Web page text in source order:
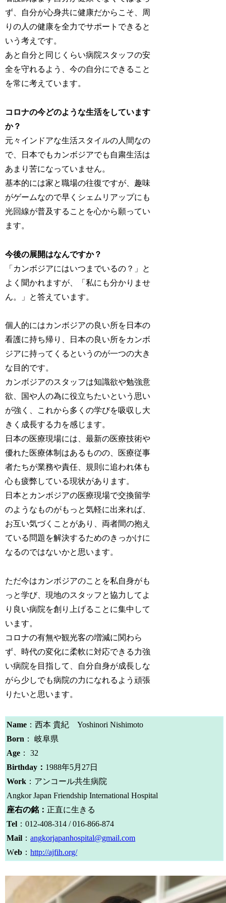
ず、自分が心身共に健康だからこそ、周
りの人の健康を全力でサポートできると
いう考えです。
あと自分と同じくらい病院スタッフの安
全を守れるよう、今の自分にできること
を常に考えています。
コロナの今どのような生活をしています
か？
元々インドアな生活スタイルの人間なの
で、日本でもカンボジアでも自粛生活は
あまり苦になっていません。
基本的には家と職場の往復ですが、趣味
がゲームなので早くシェムリアップにも
光回線が普及することを心から願ってい
ます。
今後の展開はなんですか？
「カンボジアにはいつまでいるの？」と
よく聞かれますが、「私にも分かりませ
ん。」と答えています。
個人的にはカンボジアの良い所を日本の
看護に持ち帰り、日本の良い所をカンボ
ジアに持ってくるというのが一つの大き
な目的です。
カンボジアのスタッフは知識欲や勉強意
欲、国や人の為に役立ちたいという思い
が強く、これから多くの学びを吸収し大
きく成長する力を感じます。
日本の医療現場には、最新の医療技術や
優れた医療体制はあるものの、医療従事
者たちが業務や責任、規則に追われ体も
心も疲弊している現状があります。
日本とカンボジアの医療現場で交換留学
のようなものがもっと気軽に出来れば、
お互い気づくことがあり、両者間の抱え
ている問題を解決するためのきっかけに
なるのではないかと思います。
ただ今はカンボジアのことを私自身がも
っと学び、現地のスタッフと協力してよ
り良い病院を創り上げることに集中して
います。
コロナの有無や観光客の増減に関わら
ず、時代の変化に柔軟に対応できる力強
い病院を目指して、自分自身が成長しな
がら少しでも病院の力になれるよう頑張
りたいと思います。
Name ：西本 貴紀 Yoshinori Nishimoto
Born ： 岐阜県
Age ： 32
Birthday： 1988年5月27日
Work ：アンコール共生病院
Angkor Japan Friendship International Hospital
座右の銘： 正直に生きる
Tel ：012-408-314 / 016-866-874
Mail ：angkorjapanhospital@gmail.com
Web ：http://ajfih.org/